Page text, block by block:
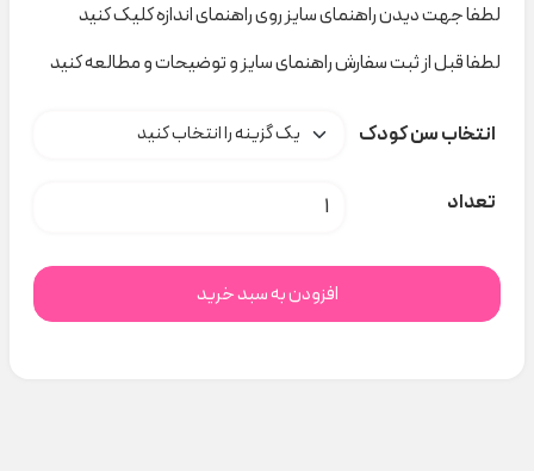
لطفا جهت دیدن راهنمای سایز روی راهنمای اندازه کلیک کنید
لطفا قبل از ثبت سفارش راهنمای سایز و توضیحات و مطالعه کنید
انتخاب سن کودک
تعداد بیلر سبز جنگل و بادی Raboo 1662 کد t000558 عدد
افزودن به سبد خرید